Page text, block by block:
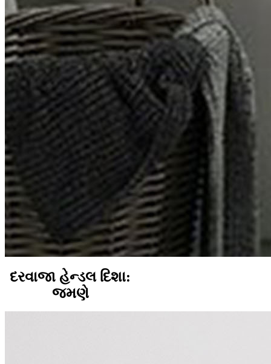
દરવાજા હેન્ડલ દિશા:
જમણે